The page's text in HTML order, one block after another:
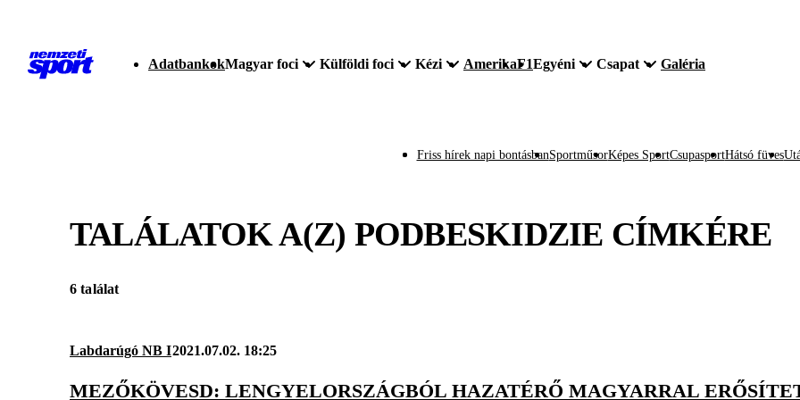
AdatbankokMagyar foci Külföldi foci Kézi AmerikaF1Egyéni Csapat Galéria
Friss hírek napi bontásbanSportműsorKépes SportCsupasportHátsó füves
TALÁLATOK A(Z) PODBESKIDZIE CÍMKÉRE
6 találat
Labdarúgó NB I2021.07.02. 18:25
MEZŐKÖVESD: LENGYELORSZÁGBÓL HAZATÉRŐ MAGYARRAL